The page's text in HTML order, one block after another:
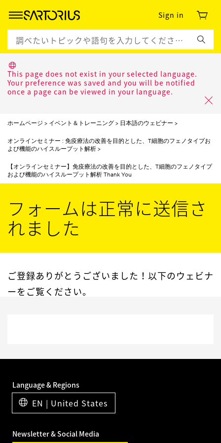
Sign in
This page does not exist in your selected language.
Your preference was saved and you will be notified
once a page can be viewed in your language.
ホームページ イベント＆トレーニング 日本語のウェビナー
オンラインセミナー : 免疫療法の改善を目的とした、T細胞のフェノタイプお
よび機能のハイスループット解析
【オンラインセミナー】免疫療法の改善を目的とした、T細胞のフェノタイプ
および機能のハイスループット解析 Thank You
フォームは正常に送信さ
れました
ご登録ありがとうございました！以下のウェビナ
ーをご覧ください。
Language & Regions
EN | United States
Newsletter & Social Media